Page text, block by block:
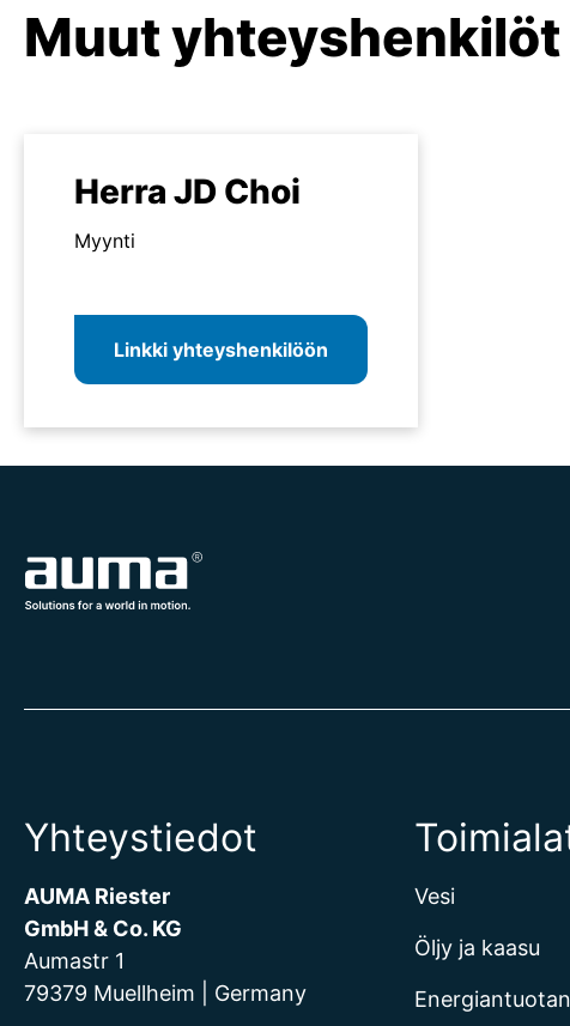
Muut yhteyshenkilöt
Herra JD Choi
Myynti
Linkki yhteyshenkilöön
Yhteystiedot
AUMA Riester
GmbH & Co. KG
Aumastr 1
79379 Muellheim | Germany
Vesi
Öljy ja kaasu